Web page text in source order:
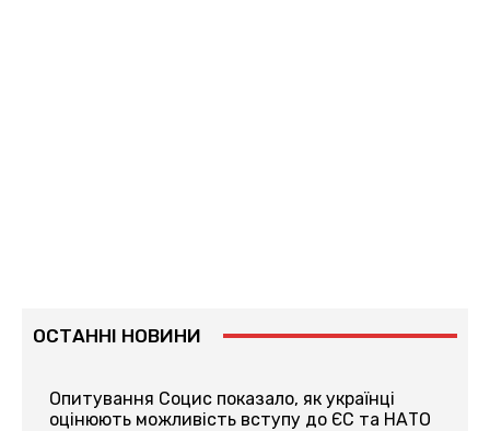
ОСТАННІ НОВИНИ
Опитування Социс показало, як українці
оцінюють можливість вступу до ЄС та НАТО